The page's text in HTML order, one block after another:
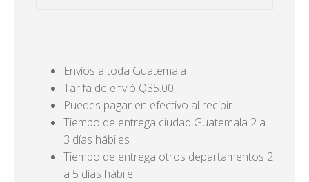
Envíos a toda Guatemala
Tarifa de envió Q35.00
Puedes pagar en efectivo al recibir.
Tiempo de entrega ciudad Guatemala 2 a
3 días hábiles
Tiempo de entrega otros departamentos 2
a 5 días hábile